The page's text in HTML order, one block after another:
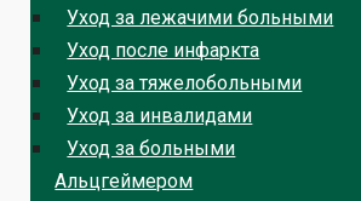
Уход за лежачими больными
Уход после инфаркта
Уход за тяжелобольными
Уход за инвалидами
Уход за больными
Альцгеймером